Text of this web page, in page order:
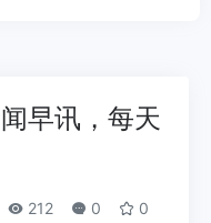
早讯，每天
212 0 0